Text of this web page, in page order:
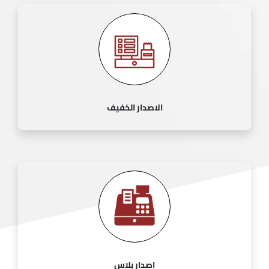
الاصدار الخفيف
اصدار بلاس